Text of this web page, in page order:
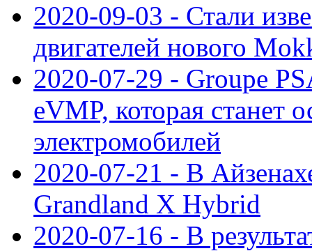
2020-09-03 - Стали
двигателей нового
2020-07-29 - Groupe
eVMP, которая станет
электромобилей
2020-07-21 - В
Grandland X Hybrid
2020-07-16 - В